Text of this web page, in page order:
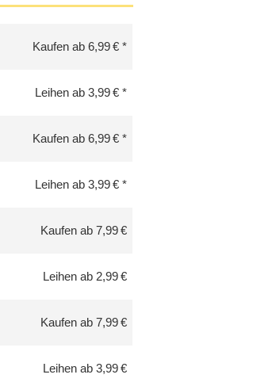
Kaufen ab 6,99 €
Leihen ab 3,99 €
Kaufen ab 6,99 €
Leihen ab 3,99 €
Kaufen ab 7,99 €
Leihen ab 2,99 €
Kaufen ab 7,99 €
Leihen ab 3,99 €